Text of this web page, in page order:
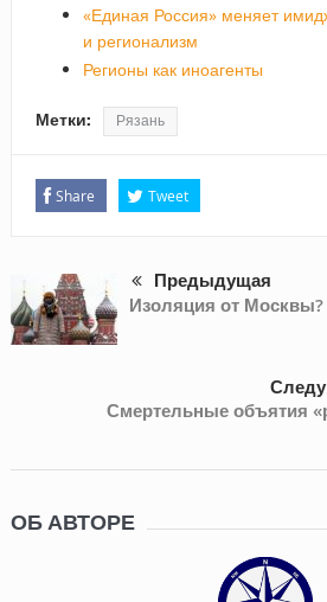
«Единая Россия» меняет
и регионализм
Регионы как иноагенты
Метки: Рязань
Share Tweet
Предыдущая
Изоляция от Москвы?
Смертельные объятия
ОБ АВТОРЕ